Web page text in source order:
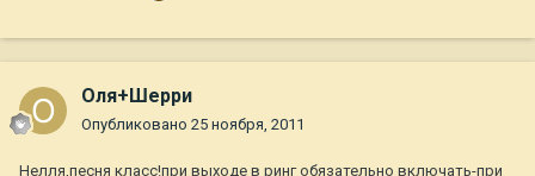
Оля+Шерри
Опубликовано 25 ноября, 2011
Нелля,песня класс!при выходе в ринг обязательно включать-при